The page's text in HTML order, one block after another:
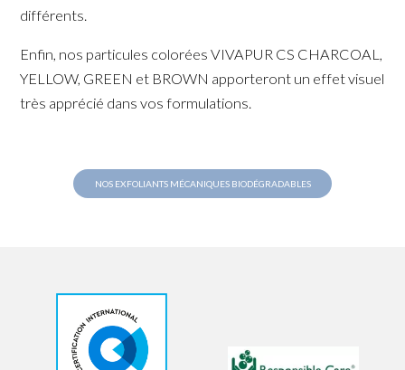
différents.
Enfin, nos particules colorées VIVAPUR CS CHARCOAL,
YELLOW, GREEN et BROWN apporteront un effet visuel
très apprécié dans vos formulations.
NOS EXFOLIANTS MÉCANIQUES BIODÉGRADABLES